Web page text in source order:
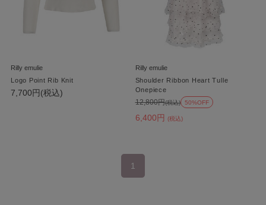
Rilly emulie
Logo Point Rib Knit
7,700円(税込)
Rilly emulie
Shoulder Ribbon Heart Tulle
Onepiece
6,400円 (税込)
12,800円(税込) 50%OFF
1